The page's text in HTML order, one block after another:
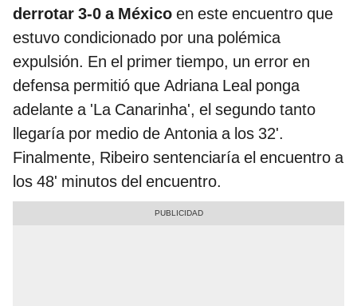
derrotar 3-0 a México en este encuentro que
estuvo condicionado por una polémica
expulsión. En el primer tiempo, un error en
defensa permitió que Adriana Leal ponga
adelante a 'La Canarinha', el segundo tanto
llegaría por medio de Antonia a los 32'.
Finalmente, Ribeiro sentenciaría el encuentro a
los 48' minutos del encuentro.